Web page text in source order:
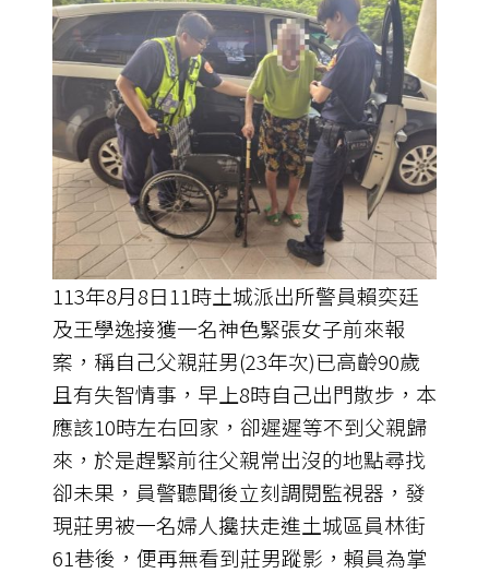
113年8月8日11時土城派出所警員賴奕廷
及王學逸接獲一名神色緊張女子前來報
案，稱自己父親莊男(23年次)已高齡90歲
且有失智情事，早上8時自己出門散步，本
應該10時左右回家，卻遲遲等不到父親歸
來，於是趕緊前往父親常出沒的地點尋找
卻未果，員警聽聞後立刻調閱監視器，發
現莊男被一名婦人攙扶走進土城區員林街
61巷後，便再無看到莊男蹤影，賴員為掌